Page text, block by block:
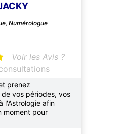
Numérologue
Voir les Avis ?
prenez
vos périodes, vos
l'Astrologie afin
moment pour